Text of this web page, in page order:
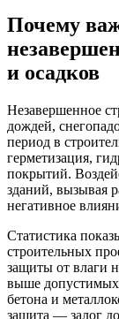
Почему
и осадков
Незавершенное
дождей,
период в
герметизация,
покрытий.
зданий, вызывая
негативное
Статистика
строительных
защиты от влаги
выше
бетона и
защита — залог